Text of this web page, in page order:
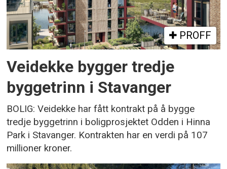
PROFF
Veidekke bygger tredje
byggetrinn i Stavanger
BOLIG: Veidekke har fått kontrakt på å bygge
tredje byggetrinn i boligprosjektet Odden i Hinna
Park i Stavanger. Kontrakten har en verdi på 107
millioner kroner.